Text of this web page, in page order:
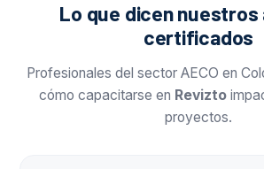
Lo que dicen nuestros
certificados
Profesionales del sector AECO en
cómo capacitarse en Revizto
proyectos.